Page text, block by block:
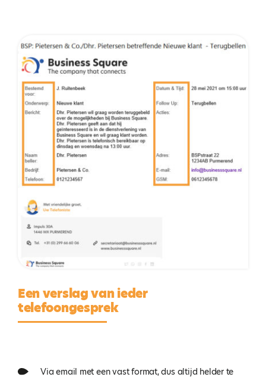
Een verslag van ieder
telefoongesprek
Via email met een vast format, dus altijd helder te